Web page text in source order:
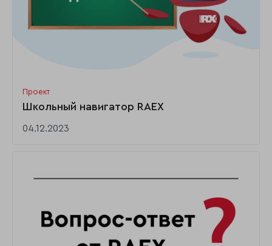
Проект
Школьный навигатор RAEX
04.12.2023